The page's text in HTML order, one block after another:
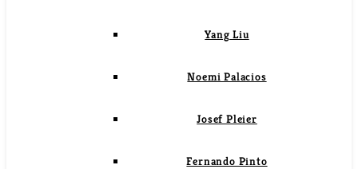
Yang Liu
Noemi Palacios
Josef Pleier
Fernando Pinto